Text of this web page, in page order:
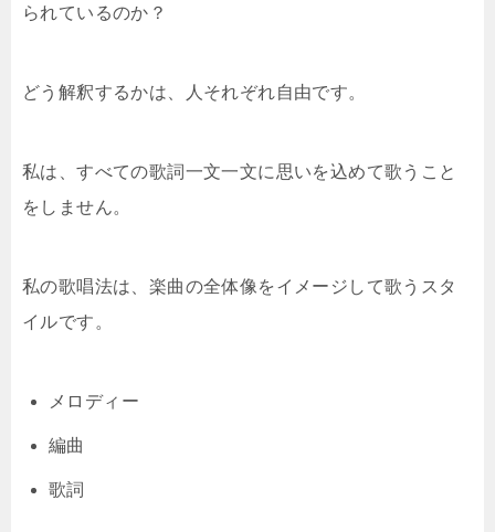
られているのか？
どう解釈するかは、人それぞれ自由です。
私は、すべての歌詞一文一文に思いを込めて歌うこと
をしません。
私の歌唱法は、楽曲の全体像をイメージして歌うスタ
イルです。
メロディー
編曲
歌詞